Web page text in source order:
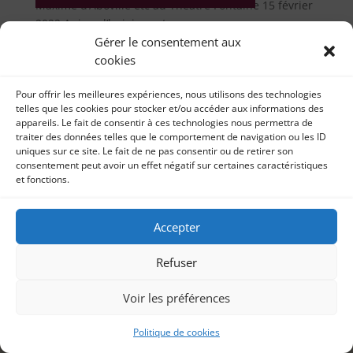
Gérer le consentement aux
cookies
Pour offrir les meilleures expériences, nous utilisons des technologies
telles que les cookies pour stocker et/ou accéder aux informations des
appareils. Le fait de consentir à ces technologies nous permettra de
traiter des données telles que le comportement de navigation ou les ID
uniques sur ce site. Le fait de ne pas consentir ou de retirer son
consentement peut avoir un effet négatif sur certaines caractéristiques
et fonctions.
Accepter
Refuser
Voir les préférences
Politique de cookies
Maxime d’Aboville etc au Théâtre Fontaine 15 février
2022 Aujourd’hui, je partage avec...